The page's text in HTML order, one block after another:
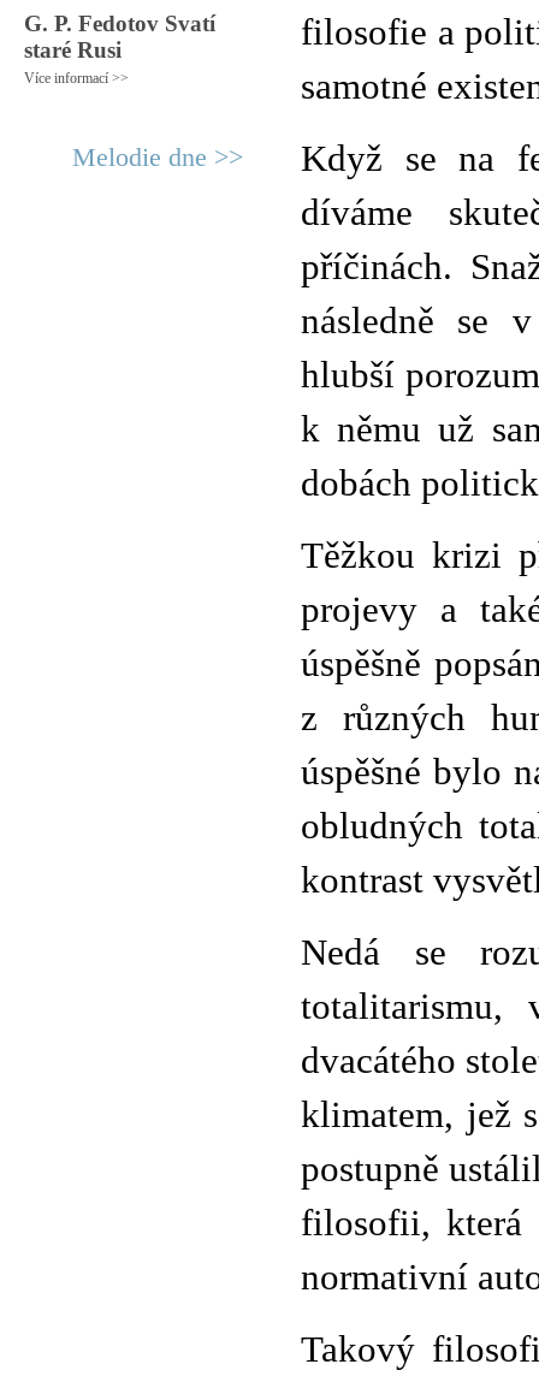
G. P. Fedotov Svatí
staré Rusi
Více informací >>
Melodie dne >>
filosofie a
samotné
Když se na
díváme
příčinách.
následně se
hlubší
k němu už
dobách
Těžkou krizi
projevy a
úspěšně
z různých
úspěšné bylo
obludných
kontrast
Nedá se
totalitarismu,
dvacátého
klimatem, jež
postupně
filosofii, která
normativní
Takový